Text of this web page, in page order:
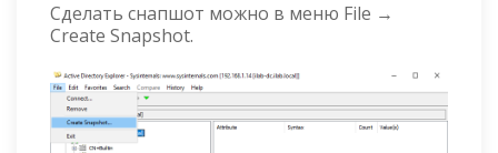
Сделать снапшот можно в меню File →
Create Snapshot.